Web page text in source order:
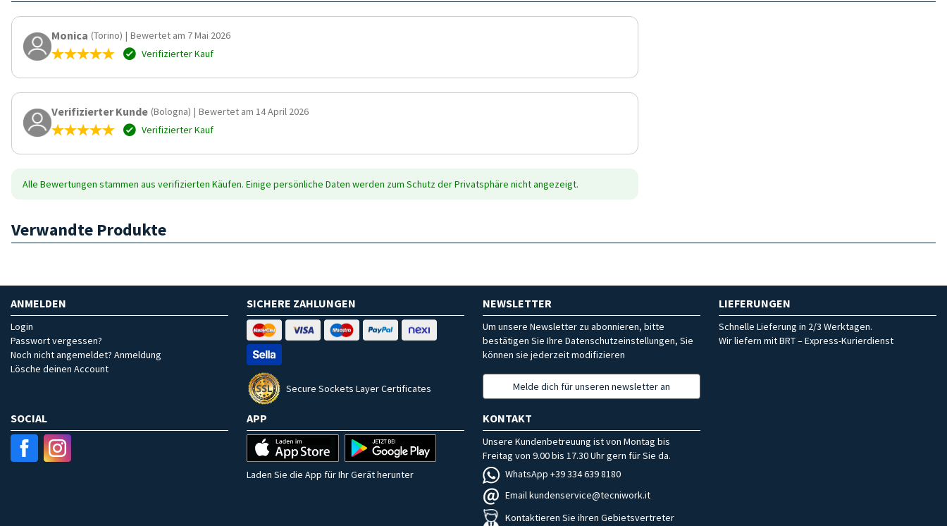
Monica (Torino) | Bewertet am 7 Mai 2026
Verifizierter Kauf
Verifizierter Kunde (Bologna) | Bewertet am 14 April 2026
Verifizierter Kauf
Alle Bewertungen stammen aus verifizierten Käufen. Einige persönliche Daten werden zum Schutz der Privatsphäre nicht angezeigt.
Verwandte Produkte
ANMELDEN
Login
Passwort vergessen?
Noch nicht angemeldet? Anmeldung
Lösche deinen Account
SICHERE ZAHLUNGEN
Secure Sockets Layer Certificates
NEWSLETTER
Um unsere Newsletter zu abonnieren, bitte
bestätigen Sie Ihre Datenschutzeinstellungen, Sie
können sie jederzeit modifizieren
Melde dich für unseren newsletter an
LIEFERUNGEN
Schnelle Lieferung in 2/3 Werktagen.
Wir liefern mit BRT – Express-Kurierdienst
SOCIAL APP
Laden Sie die App für Ihr Gerät herunter
KONTAKT
Unsere Kundenbetreuung ist von Montag bis
Freitag von 9.00 bis 17.30 Uhr gern für Sie da.
WhatsApp +39 334 639 8180
Email kundenservice@tecniwork.it
Kontaktieren Sie ihren Gebietsvertreter